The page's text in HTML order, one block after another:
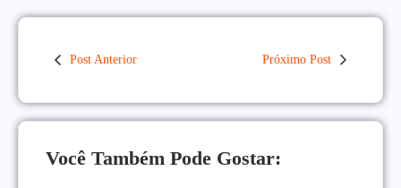
Post Anterior Próximo Post
Você Também Pode Gostar: